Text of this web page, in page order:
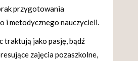
przygotowania
i metodycznego nauczycieli.
traktują jako pasję, bądź
zajęcia pozaszkolne,